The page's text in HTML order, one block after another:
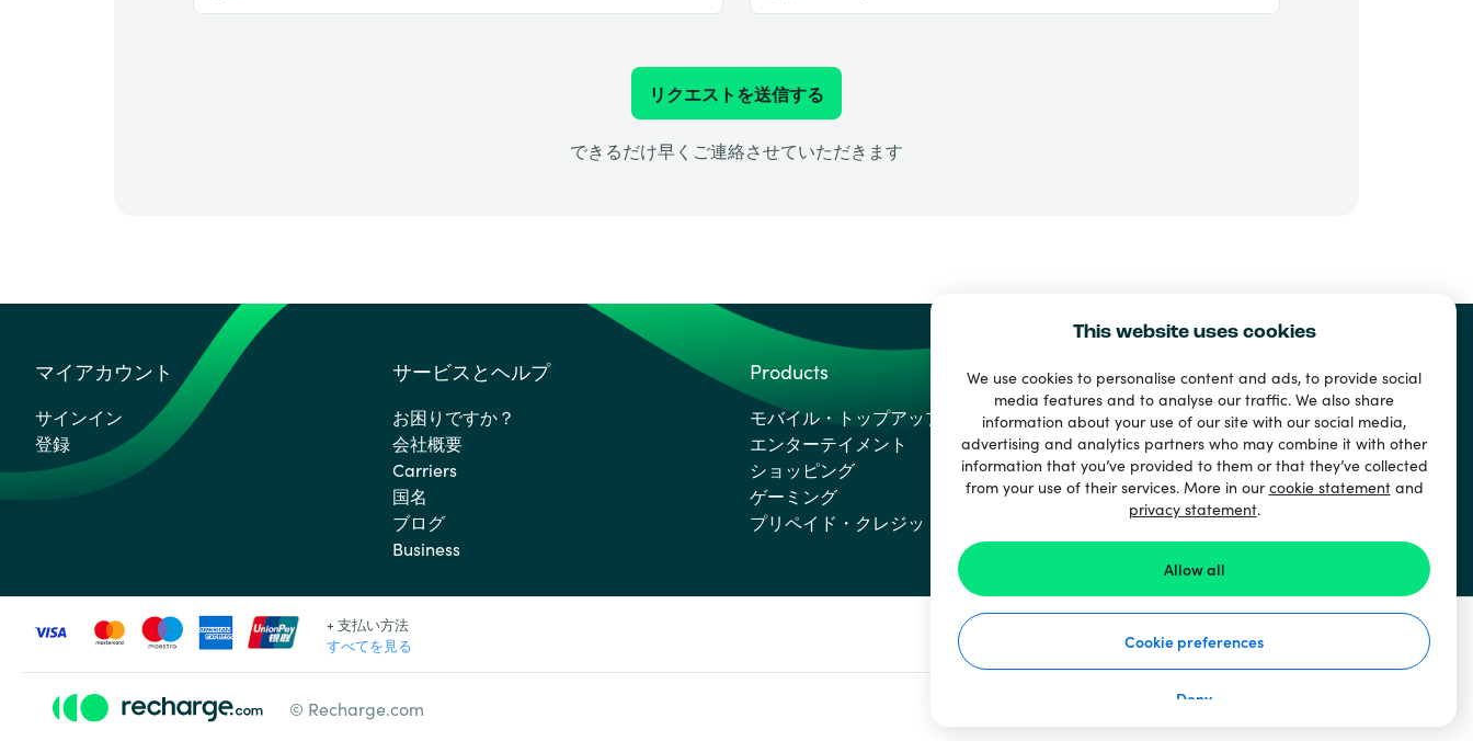
This website uses cookies
We use cookies to personalise content and ads, to provide social
media features and to analyse our traffic. We also share
information about your use of our site with our social media,
advertising and analytics partners who may combine it with other
information that you’ve provided to them or that they’ve collected
from your use of their services. More in ourcookie statementand
privacy statement.
Allow all
Cookie preferences
Deny
リクエストを送信する
できるだけ早くご連絡させていただきます
マイアカウント
サインイン
登録
サービスとヘルプ
お困りですか？
会社概要
Carriers
国名
ブログ
Business
Products
モバイル・トップアップ
エンターテイメント
ショッピング
ゲーミング
プリペイド・クレジットカード
+ 支払い方法
すべてを見る
© Recharge.com